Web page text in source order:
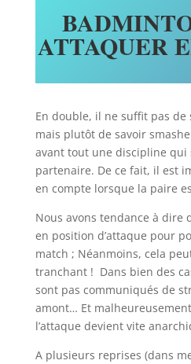
ATTAQUER
En double, il ne suffit pas
mais plutôt de savoir
avant tout une discipline qui
partenaire. De ce fait, il est
en compte lorsque la paire
Nous avons tendance à dire
en position d’attaque pour
match ; Néanmoins, cela
tranchant ! Dans bien des
sont pas communiqués de
amont… Et
l’attaque devient vite
A plusieurs reprises (dans